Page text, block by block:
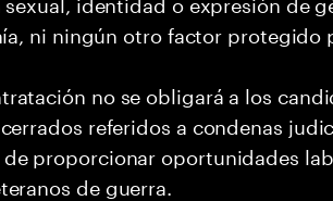
ni ningún otro factor protegido
no se obligará a los
referidos a condenas
proporcionar oportunidades
de guerra.